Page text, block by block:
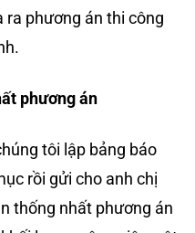
ra phương án thi công
phương án
tôi lập bảng báo
rồi gửi cho anh chị
thống nhất phương án